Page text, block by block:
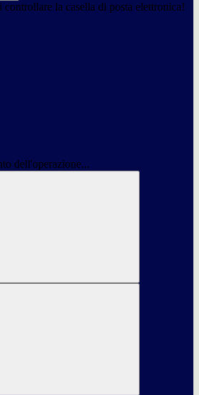
la casella di posta elettronica!
dell'operazione...